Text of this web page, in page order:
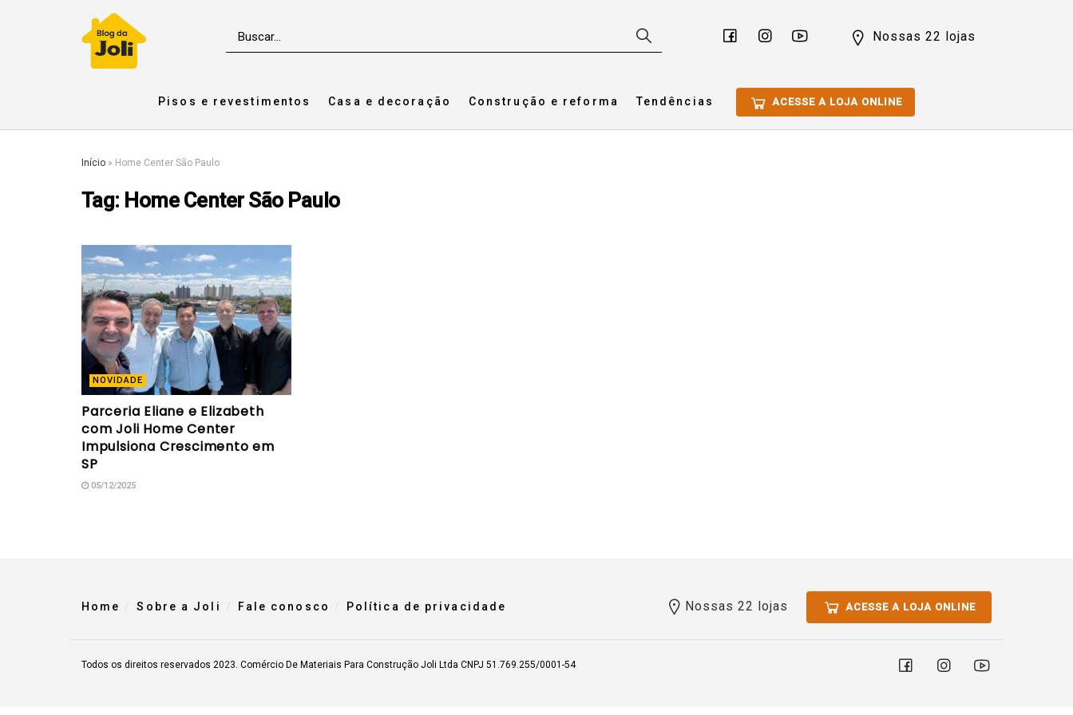
Nossas 22 lojas
Pisos e revestimentos Casa e decoração Construção e reforma Tendências ACESSE A LOJA ONLINE
Início » Home Center São Paulo
Tag: Home Center São Paulo
NOVIDADE
Parceria Eliane e Elizabeth
com Joli Home Center
Impulsiona Crescimento em
SP
05/12/2025
Home Sobre a Joli Fale conosco Política de privacidade Nossas 22 lojas ACESSE A LOJA ONLINE
Todos os direitos reservados 2023. Comércio De Materiais Para Construção Joli Ltda CNPJ 51.769.255/0001-54